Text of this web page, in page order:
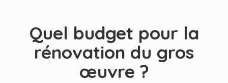
Quel budget pour la
rénovation du gros
œuvre ?